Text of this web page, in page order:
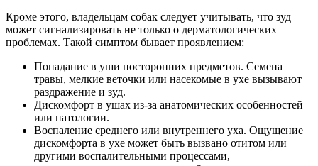
Кроме этого, владельцам собак следует учитывать, что зуд
может сигнализировать не только о дерматологических
проблемах. Такой симптом бывает проявлением:
Попадание в уши посторонних предметов. Семена
травы, мелкие веточки или насекомые в ухе вызывают
раздражение и зуд.
Дискомфорт в ушах из-за анатомических особенностей
или патологии.
Воспаление среднего или внутреннего уха. Ощущение
дискомфорта в ухе может быть вызвано отитом или
другими воспалительными процессами,